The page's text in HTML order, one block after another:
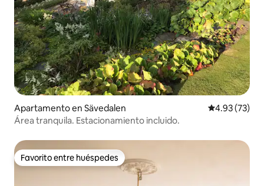
Apartamento en Sävedalen Calificación
4.93 (73)
Área tranquila. Estacionamiento incluido.
Favorito entre huéspedes
Favorito entre huéspedes